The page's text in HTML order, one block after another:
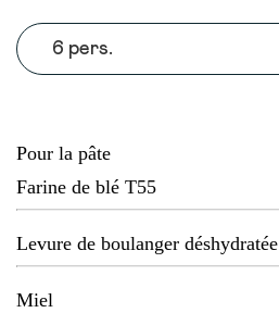
6 pers.
Pour la pâte
Farine de blé T55
Levure de boulanger déshydratée
Miel